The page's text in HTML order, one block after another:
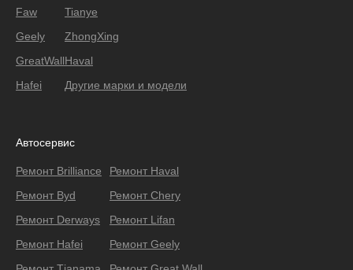
Faw
Geely
GreatWall
Hafei
Tianye
ZhongXing
Haval
Другие марки и модели
Автосервис
Ремонт Brilliance
Ремонт Byd
Ремонт Derways
Ремонт Hafei
Ремонт Haval
Ремонт Chery
Ремонт Lifan
Ремонт Geely